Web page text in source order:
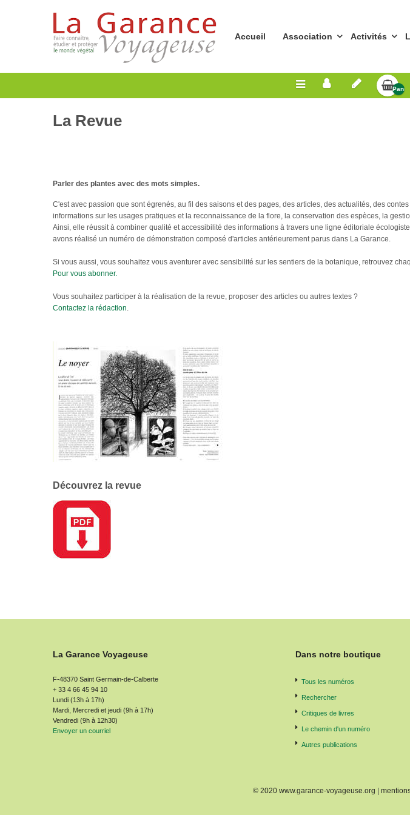
Accueil Association Activités
Panier
La Revue
Parler des plantes avec des mots simples.
C'est avec passion que sont égrenés, au fil des saisons et des pages, des articles, des actualités, des
informations sur les usages pratiques et la reconnaissance de la flore, la conservation des espèces, la
Ainsi, elle réussit à combiner qualité et accessibilité des informations à travers une ligne éditoriale
avons réalisé un numéro de démonstration composé d'articles antérieurement parus dans La Garance.
Si vous aussi, vous souhaitez vous aventurer avec sensibilité sur les sentiers de la botanique, retrouvez
Pour vous abonner.
Vous souhaitez participer à la réalisation de la revue, proposer des articles ou autres textes ?
Contactez la rédaction.
Découvrez la revue
La Garance Voyageuse
F-48370 Saint Germain-de-Calberte
+ 33 4 66 45 94 10
Lundi (13h à 17h)
Mardi, Mercredi et jeudi (9h à 17h)
Vendredi (9h à 12h30)
Envoyer un courriel
Dans notre boutique
Tous les numéros
Rechercher
Critiques de livres
Le chemin d'un numéro
Autres publications
© 2020 www.garance-voyageuse.org